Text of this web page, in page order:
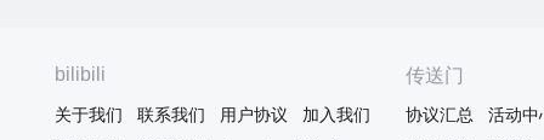
bilibili
关于我们 联系我们 用户协议
加入我们
传送门
协议汇总
活动中